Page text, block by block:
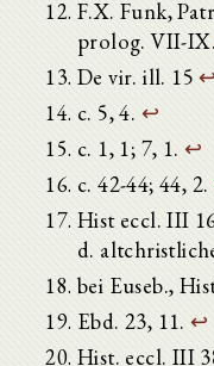
F.X. Funk,
prolog. VII-IX.
De vir. ill. 15↩
c. 5, 4. ↩
c. 1, 1; 7, 1. ↩
c. 42-44; 44, 2.
Hist eccl. III
d.
bei Euseb.,
Ebd. 23, 11. ↩
Hist. eccl. III